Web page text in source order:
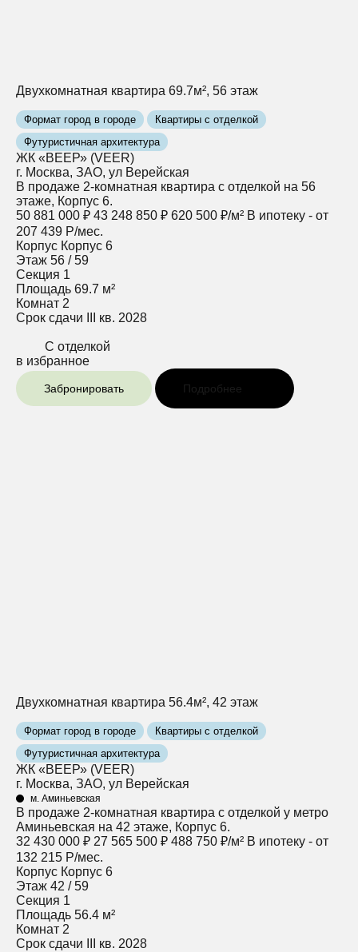
Двухкомнатная квартира 69.7м², 56 этаж
Формат город в городе
Квартиры с отделкой
Футуристичная архитектура
ЖК «ВЕЕР» (VEER)
г. Москва, ЗАО, ул Верейская
В продаже 2-комнатная квартира с отделкой на 56
этаже, Корпус 6.
50 881 000 ₽ 43 248 850 ₽ 620 500 ₽/м² В ипотеку - от
207 439 Р/мес.
Корпус Корпус 6
Этаж 56 / 59
Секция 1
Площадь 69.7 м²
Комнат 2
Срок сдачи
III кв. 2028
С отделкой
в избранное
Забронировать Подробнее
Двухкомнатная квартира 56.4м², 42 этаж
Формат город в городе
Квартиры с отделкой
Футуристичная архитектура
ЖК «ВЕЕР» (VEER)
г. Москва, ЗАО, ул Верейская
м. Аминьевская
В продаже 2-комнатная квартира с отделкой у метро
Аминьевская на 42 этаже, Корпус 6.
32 430 000 ₽ 27 565 500 ₽ 488 750 ₽/м² В ипотеку - от
132 215 Р/мес.
Корпус Корпус 6
Этаж 42 / 59
Секция 1
Площадь 56.4 м²
Комнат 2
Срок сдачи
III кв. 2028